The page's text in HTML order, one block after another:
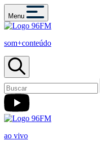
Menu
som+conteúdo
ao vivo